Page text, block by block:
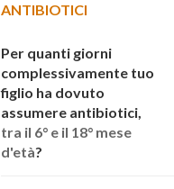
ANTIBIOTICI
Per quanti giorni
complessivamente tuo
figlio ha dovuto
assumere antibiotici,
tra il 6° e il 18° mese
d'età?